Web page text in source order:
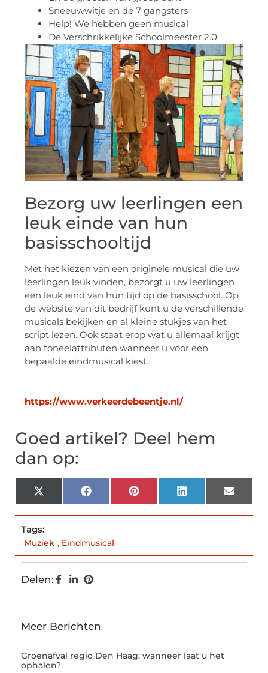
Sneeuwwitje en de 7 gangsters
Help! We hebben geen musical
De Verschrikkelijke Schoolmeester 2.0
Bezorg uw leerlingen een
leuk einde van hun
basisschooltijd
Met het kiezen van een originele musical die uw
leerlingen leuk vinden, bezorgt u uw leerlingen
een leuk eind van hun tijd op de basisschool. Op
de website van dit bedrijf kunt u de verschillende
musicals bekijken en al kleine stukjes van het
script lezen. Ook staat erop wat u allemaal krijgt
aan toneelattributen wanneer u voor een
bepaalde eindmusical kiest.
https://www.verkeerdebeentje.nl/
Goed artikel? Deel hem
dan op:
X
(Twitter)
FacebookPinterestLinkedInEmail
Tags:
Muziek , Eindmusical
Delen:
Meer Berichten
Groenafval regio Den Haag: wanneer laat u het
ophalen?